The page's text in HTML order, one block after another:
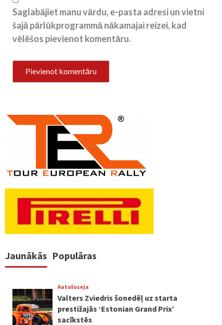
Saglabājiet manu vārdu, e-pasta adresi un vietni
šajā pārlūkprogrammā nākamajai reizei, kad
vēlēšos pievienot komentāru.
Jaunākās Populāras
Autošoseja
Valters Zviedris šonedēļ uz starta
prestižajās ‘Estonian Grand Prix’
sacīkstēs